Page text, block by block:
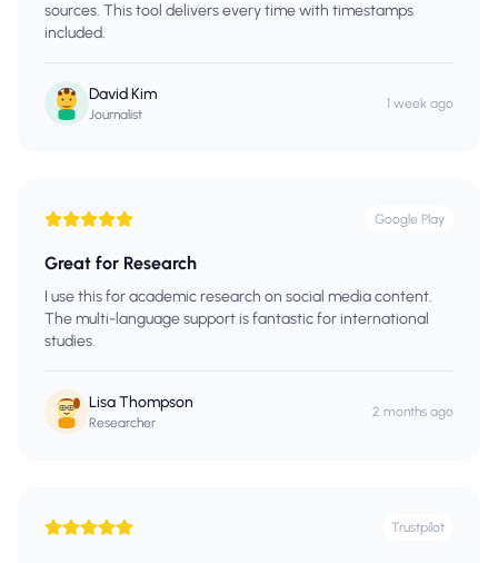
sources. This tool delivers every time with timestamps
included.
David Kim
Journalist
1 week ago
Google Play
Great for Research
I use this for academic research on social media content.
The multi-language support is fantastic for international
studies.
Lisa Thompson
Researcher
2 months ago
Trustpilot